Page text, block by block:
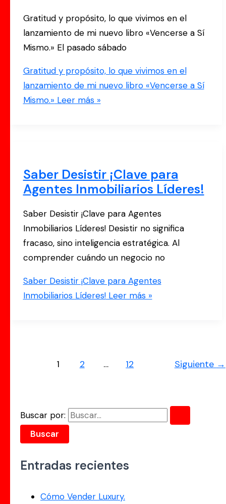
Gratitud y propósito, lo que vivimos en el
lanzamiento de mi nuevo libro «Vencerse a Sí
Mismo.» El pasado sábado
Gratitud y propósito, lo que vivimos en el
lanzamiento de mi nuevo libro «Vencerse a Sí
Mismo.» Leer más »
Saber Desistir ¡Clave para
Agentes Inmobiliarios Líderes!
Saber Desistir ¡Clave para Agentes
Inmobiliarios Líderes! Desistir no significa
fracaso, sino inteligencia estratégica. Al
comprender cuándo un negocio no
Saber Desistir ¡Clave para Agentes
Inmobiliarios Líderes!Leer más »
1 2 … 12 Siguiente →
Buscar por:
Entradas recientes
Cómo Vender Luxury.